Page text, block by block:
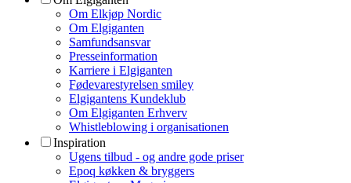
Om Elkjøp Nordic
Om Elgiganten
Samfundsansvar
Presseinformation
Karriere i Elgiganten
Fødevarestyrelsen smiley
Elgigantens Kundeklub
Om Elgiganten Erhverv
Whistleblowing i organisationen
Inspiration
Ugens tilbud - og andre gode priser
Epoq køkken & bryggers